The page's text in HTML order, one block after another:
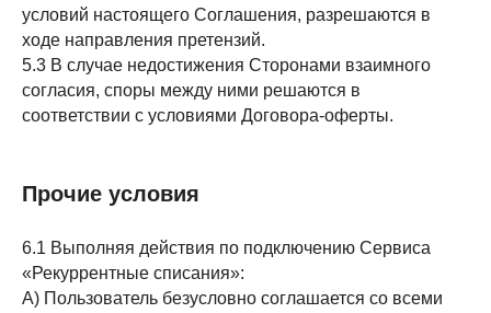
условий настоящего Соглашения, разрешаются в
ходе направления претензий.
5.3 В случае недостижения Сторонами взаимного
согласия, споры между ними решаются в
соответствии с условиями Договора-оферты.
Прочие условия
6.1 Выполняя действия по подключению Сервиса
«Рекуррентные списания»:
А) Пользователь безусловно соглашается со всеми